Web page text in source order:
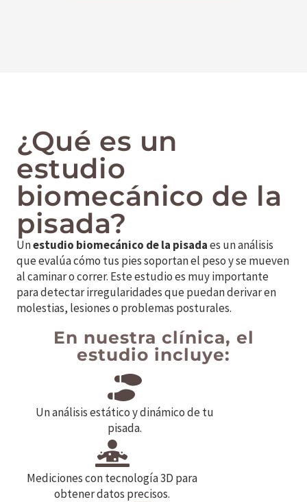
¿Qué es un
estudio
biomecánico de la
pisada?
Unestudio biomecánico de la pisadaes un análisis
que evalúa cómo tus pies soportan el peso y se mueven
al caminar o correr. Este estudio es muy importante
para detectar irregularidades que puedan derivar en
molestias, lesiones o problemas posturales.
En nuestra clínica, el
estudio incluye:
Un análisis estático y dinámico de tu
pisada.
Mediciones con tecnología 3D para
obtener datos precisos.